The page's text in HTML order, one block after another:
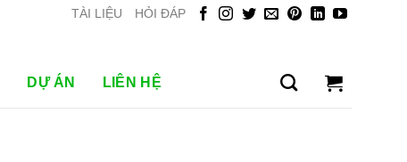
TÀI LIỆU HỎI ĐÁP
DỰ ÁN LIÊN HỆ